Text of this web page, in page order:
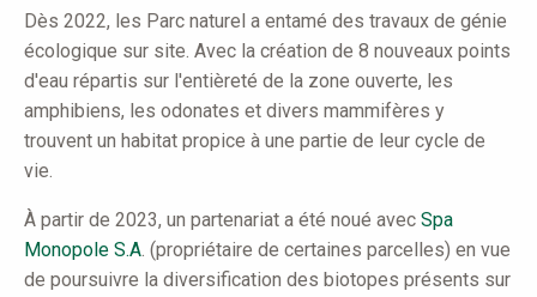
Dès 2022, les Parc naturel a entamé des travaux de génie
écologique sur site. Avec la création de 8 nouveaux points
d'eau répartis sur l'entièreté de la zone ouverte, les
amphibiens, les odonates et divers mammifères y
trouvent un habitat propice à une partie de leur cycle de
vie.
À partir de 2023, un partenariat a été noué avec Spa
Monopole S.A. (propriétaire de certaines parcelles) en vue
de poursuivre la diversification des biotopes présents sur